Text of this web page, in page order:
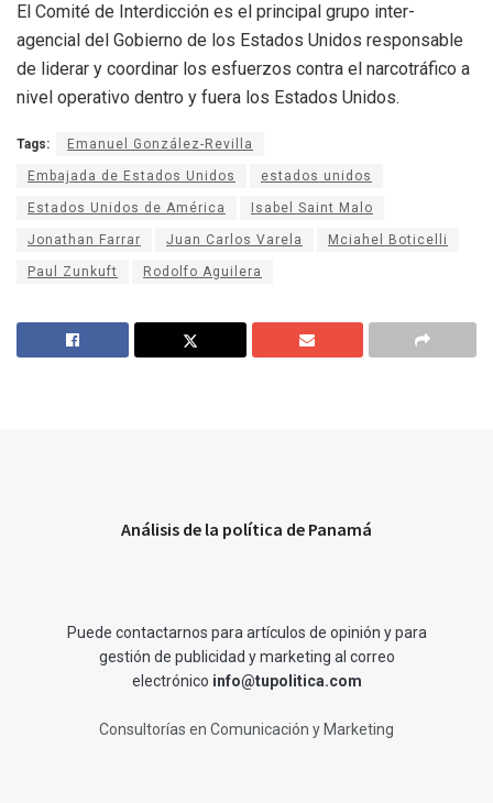
El Comité de Interdicción es el principal grupo inter-
agencial del Gobierno de los Estados Unidos responsable
de liderar y coordinar los esfuerzos contra el narcotráfico a
nivel operativo dentro y fuera los Estados Unidos.
Tags: Emanuel González-Revilla
Embajada de Estados Unidos estados unidos
Estados Unidos de América Isabel Saint Malo
Jonathan Farrar Juan Carlos Varela Mciahel Boticelli
Paul Zunkuft Rodolfo Aguilera
Análisis de la política de Panamá
Puede contactarnos para artículos de opinión y para
gestión de publicidad y marketing al correo
electrónico info@tupolitica.com
Consultorías en Comunicación y Marketing